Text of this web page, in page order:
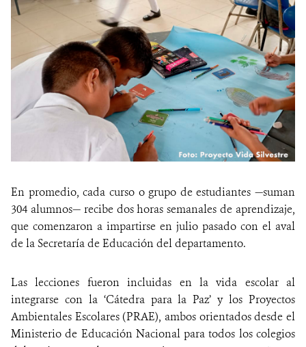
En promedio, cada curso o grupo de estudiantes —suman
304 alumnos— recibe dos horas semanales de aprendizaje,
que comenzaron a impartirse en julio pasado con el aval
de la Secretaría de Educación del departamento.
Las lecciones fueron incluidas en la vida escolar al
integrarse con la ‘Cátedra para la Paz’ y los Proyectos
Ambientales Escolares (PRAE), ambos orientados desde el
Ministerio de Educación Nacional para todos los colegios